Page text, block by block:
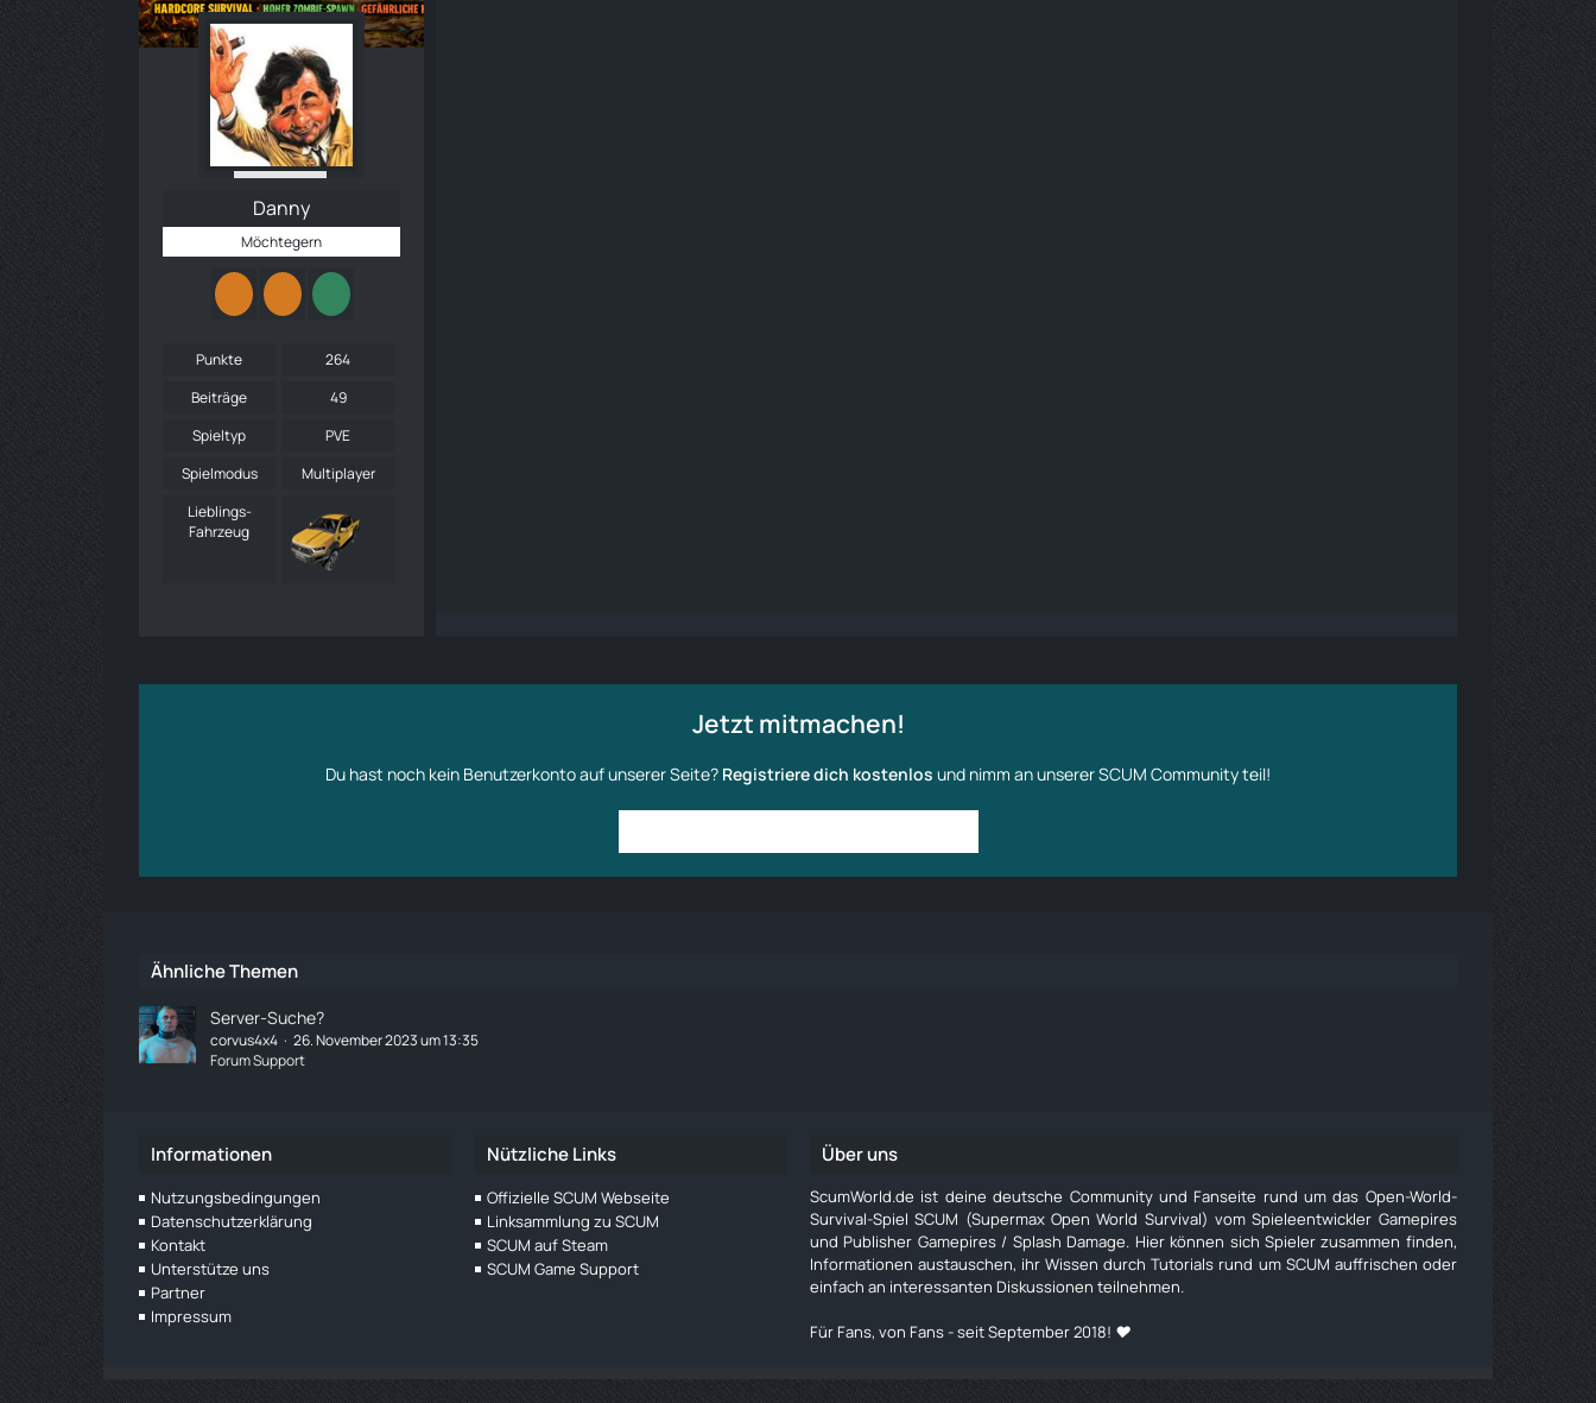
Danny
Möchtegern
Punkte
264
Beiträge
49
Spieltyp
PVE
Spielmodus
Multiplayer
Lieblings-
Fahrzeug
Jetzt mitmachen!
Du hast noch kein Benutzerkonto auf unserer Seite? Registriere dich kostenlos und nimm an unserer SCUM Community teil!
Ähnliche Themen
Server-Suche?
corvus4x4
26. November 2023 um 13:35
Forum Support
Informationen
Nutzungsbedingungen
Datenschutzerklärung
Kontakt
Unterstütze uns
Partner
Impressum
Nützliche Links
Offizielle SCUM Webseite
Linksammlung zu SCUM
SCUM auf Steam
SCUM Game Support
Über uns
ScumWorld.de ist deine deutsche Community und Fanseite rund um das Open-World-
Survival-Spiel SCUM (Supermax Open World Survival) vom Spieleentwickler Gamepires
und Publisher Gamepires / Splash Damage. Hier können sich Spieler zusammen finden,
Informationen austauschen, ihr Wissen durch Tutorials rund um SCUM auffrischen oder
einfach an interessanten Diskussionen teilnehmen.
Für Fans, von Fans - seit September 2018! ❤️